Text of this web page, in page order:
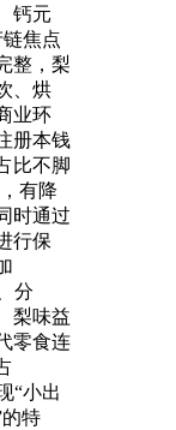
钙元
焦点
整，梨
、烘
业环
册本钱
比不脚
有降
时通过
行保
分
梨味益
零食连
“小出
特